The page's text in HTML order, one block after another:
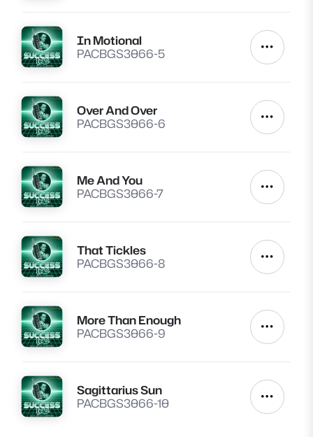
Lire
In Motional
PACBGS3066-5
Autres
Lire
Over And Over
PACBGS3066-6
Autres
Lire
Me And You
PACBGS3066-7
Autres
Lire
That Tickles
PACBGS3066-8
Autres
Lire
More Than Enough
PACBGS3066-9
Autres
Lire
Sagittarius Sun
PACBGS3066-10
Autres